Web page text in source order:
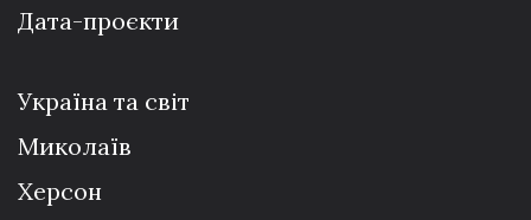
Дата-проєкти
Україна та світ
Миколаїв
Херсон